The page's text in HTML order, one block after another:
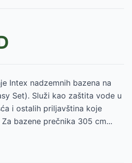
Intex nadzemnih bazena na
Set). Služi kao zaštita vode u
i ostalih priljavština koje
bazene prečnika 305 cm...